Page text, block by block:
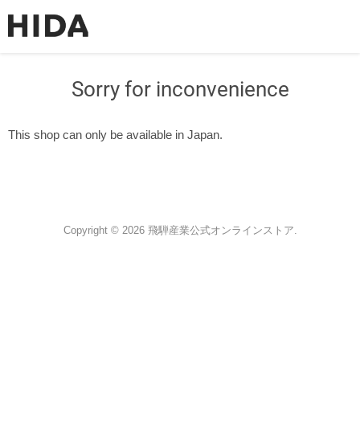
Sorry for inconvenience
This shop can only be available in Japan.
Copyright © 2026 飛騨産業公式オンラインストア.